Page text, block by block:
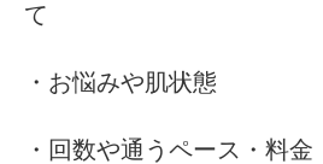
て
・お悩みや肌状態
・回数や通うペース・料金